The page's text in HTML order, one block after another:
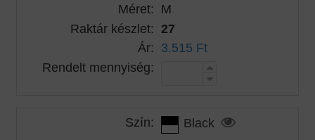
Méret: M
Raktár készlet: 27
Ár: 3.515 Ft
Rendelt mennyiség:
Szín:
Black